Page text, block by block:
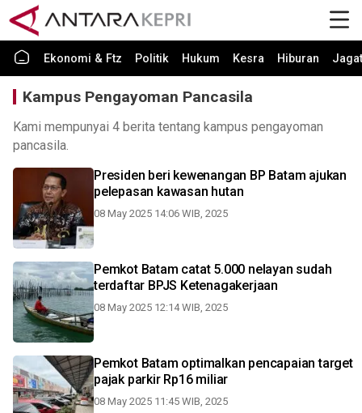
Ekonomi & Ftz Politik Hukum Kesra Hiburan Jagat
Kampus Pengayoman Pancasila
Kami mempunyai 4 berita tentang kampus pengayoman
pancasila.
Presiden beri kewenangan BP Batam ajukan
pelepasan kawasan hutan
08 May 2025 14:06 WIB, 2025
Pemkot Batam catat 5.000 nelayan sudah
terdaftar BPJS Ketenagakerjaan
08 May 2025 12:14 WIB, 2025
Pemkot Batam optimalkan pencapaian target
pajak parkir Rp16 miliar
08 May 2025 11:45 WIB, 2025